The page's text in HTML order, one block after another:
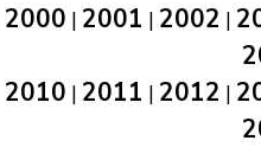
2000 | 2001 | 2002 |
2010 | 2011 | 2012 |